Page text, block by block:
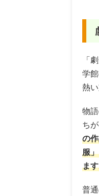
「
学
熱
物
ち
の
服
ま
普